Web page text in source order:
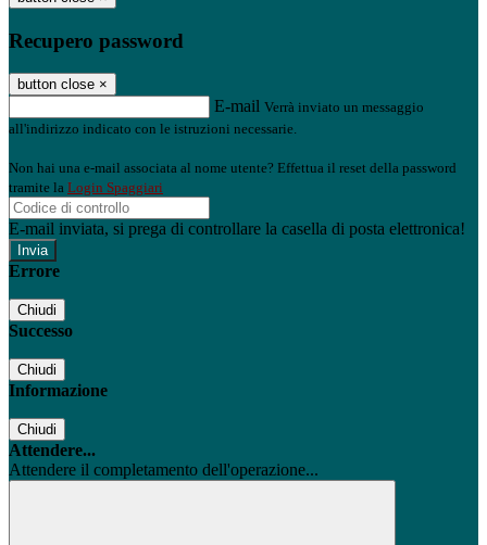
Recupero password
button close ×
E-mail Verrà inviato un messaggio
all'indirizzo indicato con le istruzioni necessarie.
Non hai una e-mail associata al nome utente? Effettua il reset della password
tramite la Login Spaggiari
E-mail inviata, si prega di controllare la casella di posta elettronica!
Errore
Chiudi
Successo
Chiudi
Informazione
Chiudi
Attendere...
Attendere il completamento dell'operazione...